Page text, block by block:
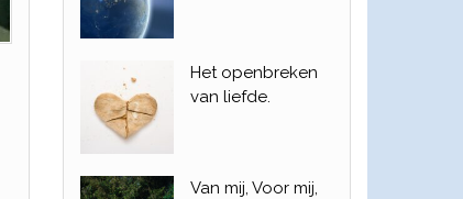
Het openbreken
van liefde.
Van mij, Voor mij,